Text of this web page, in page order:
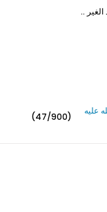
..
عليه
(47/900)